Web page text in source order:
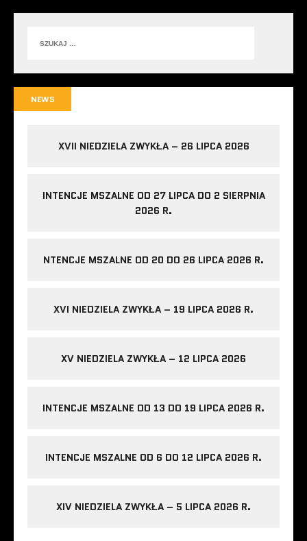
NEWS
XVII NIEDZIELA ZWYKŁA – 26 LIPCA 2026
INTENCJE MSZALNE OD 27 LIPCA DO 2 SIERPNIA
2026 R.
NTENCJE MSZALNE OD 20 DO 26 LIPCA 2026 R.
XVI NIEDZIELA ZWYKŁA – 19 LIPCA 2026 R.
XV NIEDZIELA ZWYKŁA – 12 LIPCA 2026
INTENCJE MSZALNE OD 13 DO 19 LIPCA 2026 R.
INTENCJE MSZALNE OD 6 DO 12 LIPCA 2026 R.
XIV NIEDZIELA ZWYKŁA – 5 LIPCA 2026 R.